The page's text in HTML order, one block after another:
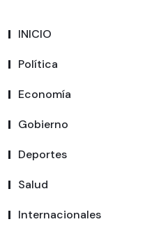
INICIO
Política
Economía
Gobierno
Deportes
Salud
Internacionales